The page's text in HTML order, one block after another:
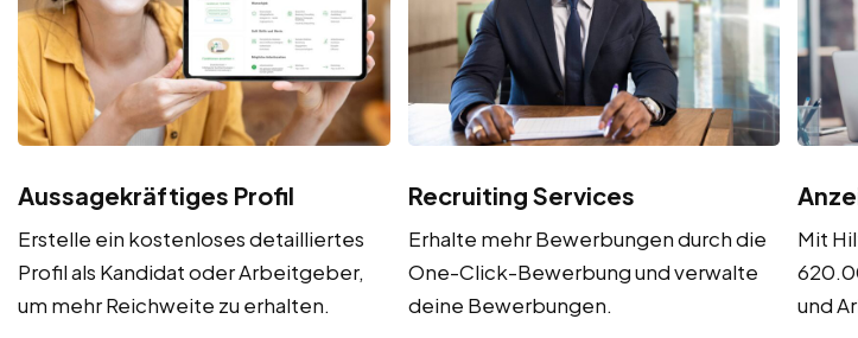
Aussagekräftiges Profil
Erstelle ein kostenloses detailliertes
Profil als Kandidat oder Arbeitgeber,
um mehr Reichweite zu erhalten.
Recruiting Services
Erhalte mehr Bewerbungen durch die
One-Click-Bewerbung und verwalte
deine Bewerbungen.
Mit
und